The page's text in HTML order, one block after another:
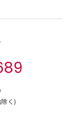
く)